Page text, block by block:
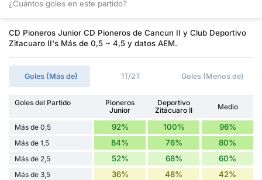
¿Cuántos goles en este partido?
CD Pioneros Junior CD Pioneros de Cancun II y Club Deportivo
Zitacuaro II's Más de 0,5 ~ 4,5 y datos AEM.
Goles (Más de) 1T/2T Goles (Menos de)
Goles del Partido
Pioneros
Junior
Deportivo
Zitácuaro II
Medio
Más de 0,5 92% 100% 96%
Más de 1,5 84% 76% 80%
Más de 2,5 52% 68% 60%
Más de 3,5 36% 48% 42%